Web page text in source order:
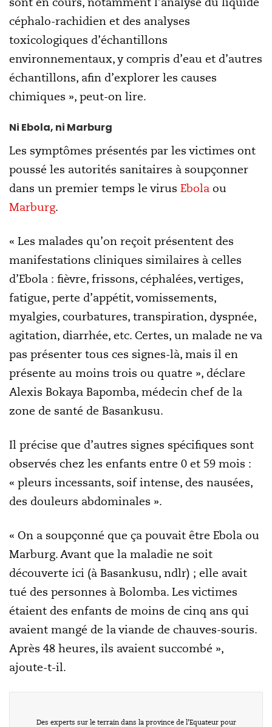
céphalo-rachidien et des analyses
toxicologiques d’échantillons
environnementaux, y compris d’eau et d’autres
échantillons, afin d’explorer les causes
chimiques », peut-on lire.
Ni Ebola, ni Marburg
Les symptômes présentés par les victimes ont
poussé les autorités sanitaires à soupçonner
dans un premier temps le virus Ebola ou
Marburg.
« Les malades qu’on reçoit présentent des
manifestations cliniques similaires à celles
d’Ebola : fièvre, frissons, céphalées, vertiges,
fatigue, perte d’appétit, vomissements,
myalgies, courbatures, transpiration, dyspnée,
agitation, diarrhée, etc. Certes, un malade ne va
pas présenter tous ces signes-là, mais il en
présente au moins trois ou quatre », déclare
Alexis Bokaya Bapomba, médecin chef de la
zone de santé de Basankusu.
Il précise que d’autres signes spécifiques sont
observés chez les enfants entre 0 et 59 mois :
« pleurs incessants, soif intense, des nausées,
des douleurs abdominales ».
« On a soupçonné que ça pouvait être Ebola ou
Marburg. Avant que la maladie ne soit
découverte ici (à Basankusu, ndlr) ; elle avait
tué des personnes à Bolomba. Les victimes
étaient des enfants de moins de cinq ans qui
avaient mangé de la viande de chauves-souris.
Après 48 heures, ils avaient succombé »,
ajoute-t-il.
Des experts sur le terrain dans la province de l’Equateur pour